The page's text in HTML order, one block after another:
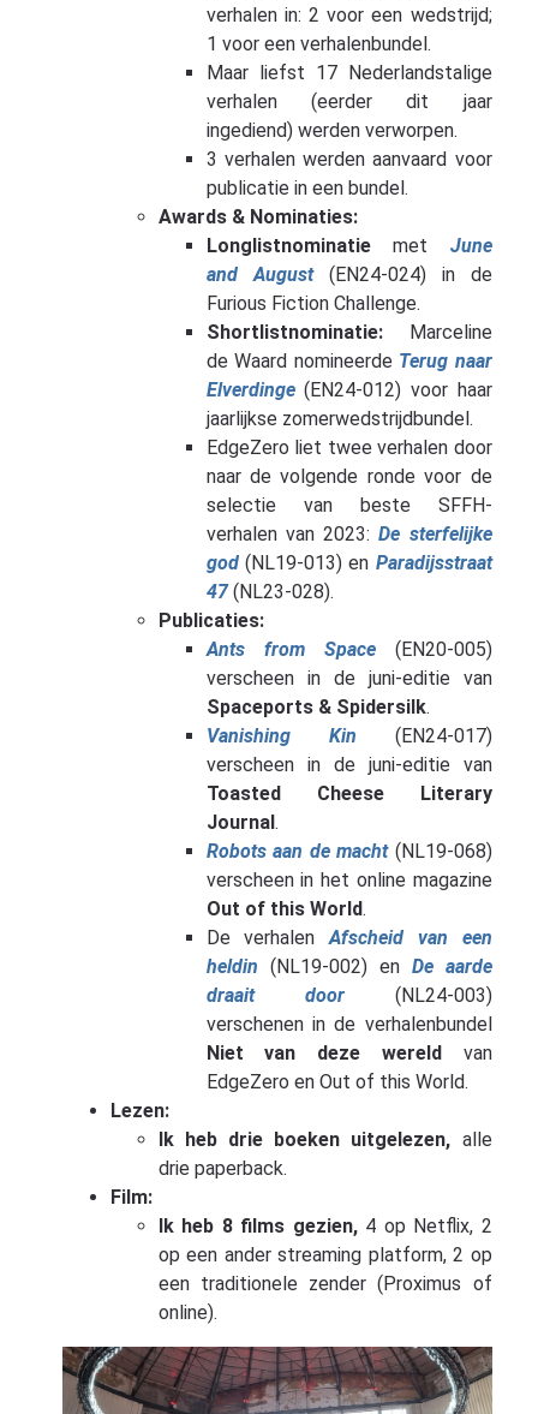
verhalen in: 2 voor een wedstrijd;
1 voor een verhalenbundel.
Maar liefst 17 Nederlandstalige
verhalen (eerder dit jaar
ingediend) werden verworpen.
3 verhalen werden aanvaard voor
publicatie in een bundel.
Awards & Nominaties:
Longlistnominatiemet June
and August(EN24-024) in de
Furious Fiction Challenge.
Shortlistnominatie: Marceline
de Waard nomineerde Terug naar
Elverdinge(EN24-012) voor haar
jaarlijkse zomerwedstrijdbundel.
EdgeZero liet twee verhalen door
naar de volgende ronde voor de
selectie van beste SFFH-
verhalen van 2023:De sterfelijke
god(NL19-013) en Paradijsstraat
47(NL23-028).
Publicaties:
Ants from Space(EN20-005)
verscheen in de juni-editie van
Spaceports & Spidersilk.
Vanishing Kin (EN24-017)
verscheen in de juni-editie van
Toasted Cheese Literary
Journal.
Robots aan de macht(NL19-068)
verscheen in het online magazine
Out of this World.
De verhalenAfscheid van een
heldin (NL19-002) en De aarde
draait door(NL24-003)
verschenen in de verhalenbundel
Niet van deze wereldvan
EdgeZero en Out of this World.
Lezen:
Ik heb drie boeken uitgelezen, alle
drie paperback.
Film:
Ik heb 8 films gezien,4 op Netflix, 2
op een ander streaming platform, 2 op
een traditionele zender (Proximus of
online).